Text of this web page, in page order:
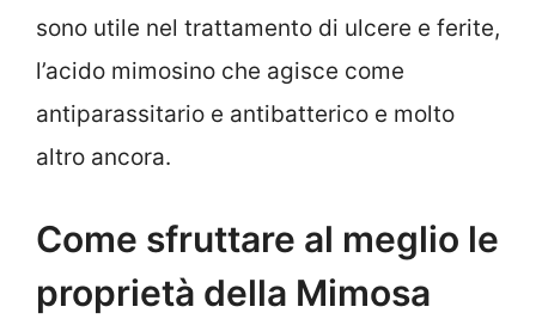
sono utile nel trattamento di ulcere e ferite,
l’acido mimosino che agisce come
antiparassitario e antibatterico e molto
altro ancora.
Come sfruttare al meglio le
proprietà della Mimosa